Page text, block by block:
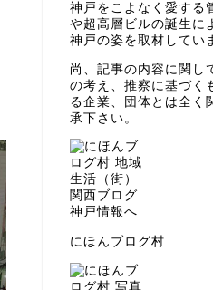
神戸をこよなく愛する
や超高層ビルの誕生に
神戸の姿を取材してい
尚、記事の内容に関し
の考え、推察に基づく
る企業、団体とは全く
承下さい。
にほんブログ村